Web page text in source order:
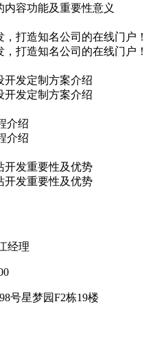
内容功能及重要性意义
打造知名公司的在线门户！
打造知名公司的在线门户！
开发定制方案介绍
开发定制方案介绍
介绍
介绍
开发重要性及优势
开发重要性及优势
经理
号星梦园F2栋19楼